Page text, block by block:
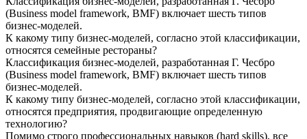
(Business model framework, BMF) включает шесть типов
бизнес-моделей.
К какому типу бизнес-моделей, согласно этой классификации,
относятся семейные рестораны?
Классификация бизнес-моделей, разработанная Г. Чесбро
(Business model framework, BMF) включает шесть типов
бизнес-моделей.
К какому типу бизнес-моделей, согласно этой классификации,
относятся предприятия, продвигающие определенную
технологию?
Помимо строго профессиональных навыков (hard skills), все